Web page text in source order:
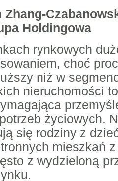
Holdingowa
rynkowych
choć
niż w
nieruchomości
życiowych.
się rodziny z
mieszkań z
z wydzieloną